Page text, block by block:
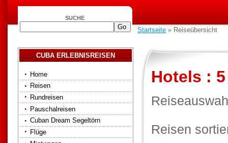
SUCHE
Startseite » Reiseübersicht
CUBA ERLEBNISREISEN
Home
Reisen
Rundreisen
Pauschalreisen
Cuban Dream Segeltörn
Flüge
Hotels :
Reisen